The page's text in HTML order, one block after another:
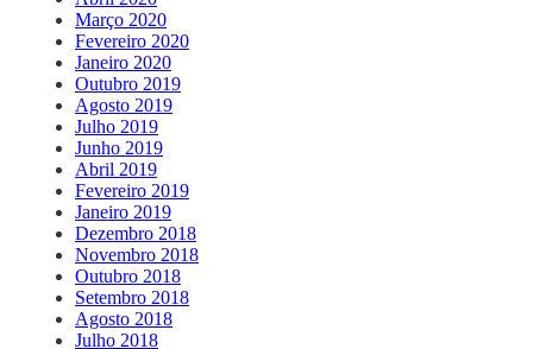
Março 2020
Fevereiro 2020
Janeiro 2020
Outubro 2019
Agosto 2019
Julho 2019
Junho 2019
Abril 2019
Fevereiro 2019
Janeiro 2019
Dezembro 2018
Novembro 2018
Outubro 2018
Setembro 2018
Agosto 2018
Julho 2018